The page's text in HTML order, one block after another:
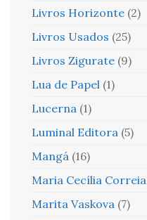
Livros Horizonte (2)
Livros Usados (25)
Livros Zigurate (9)
Lua de Papel (1)
Lucerna (1)
Luminal Editora (5)
Mangá (16)
Maria Cecília Correia
Marita Vaskova (7)